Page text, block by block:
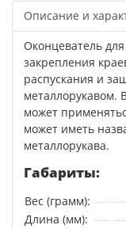
Описание и
Оконцеватель
закрепления
распускания и
металлорукавом.
может
может иметь
металлорукава.
Габариты:
Вес (грамм):
Длина (мм):